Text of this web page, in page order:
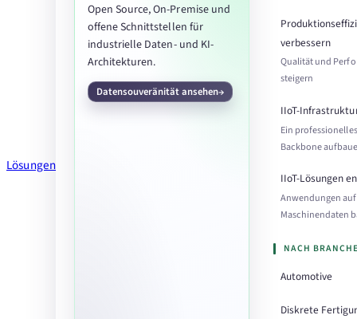
Lösungen
Open Source, On-Premise und
offene Schnittstellen für
industrielle Daten- und KI-
Architekturen.
Datensouveränität ansehen
verbessern
Qualität und
steigern
IIoT-
Ein
Backbone
IIoT-Lösungen
Anwendungen auf
Maschinendaten
NACH
Automotive
Diskrete